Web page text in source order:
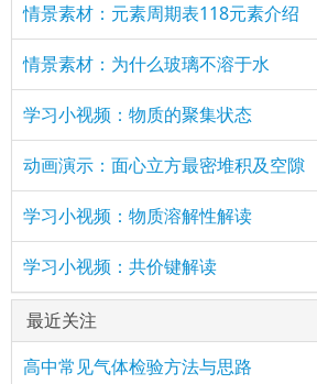
情景素材：元素周期表118元素介绍
情景素材：为什么玻璃不溶于水
学习小视频：物质的聚集状态
动画演示：面心立方最密堆积及空隙
学习小视频：物质溶解性解读
学习小视频：共价键解读
最近关注
高中常见气体检验方法与思路